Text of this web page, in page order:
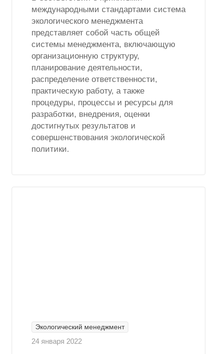
международными стандартами система
экологического менеджмента
представляет собой часть общей
системы менеджмента, включающую
организационную структуру,
планирование деятельности,
распределение ответственности,
практическую работу, а также
процедуры, процессы и ресурсы для
разработки, внедрения, оценки
достигнутых результатов и
совершенствования экологической
политики.
Экологический менеджмент
24 января 2022